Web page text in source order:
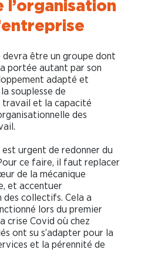
devra être un groupe dont
portée autant par son
adapté et
souplesse de
travail et la capacité
des
est urgent de redonner du
ce faire, il faut replacer
de la mécanique
et accentuer
des collectifs. Cela a
lors du premier
crise Covid où chez
ont su s’adapter pour la
et la pérennité de